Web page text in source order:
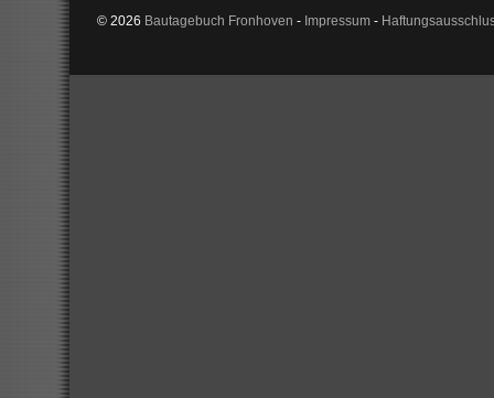
© 2026 Bautagebuch Fronhoven - Impressum-